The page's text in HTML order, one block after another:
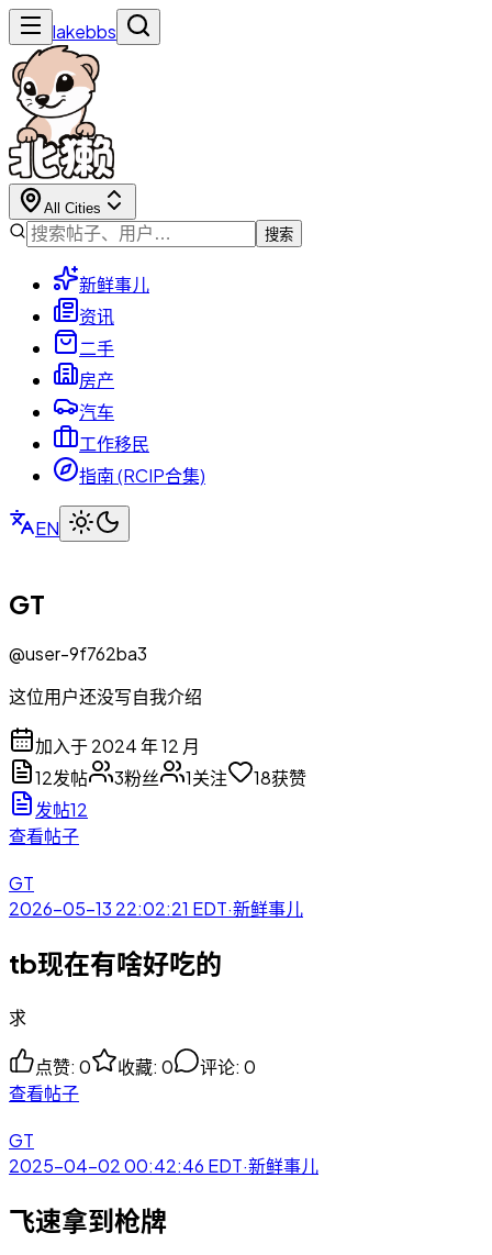
lakebbs
All Cities
搜索
新鲜事儿
资讯
二手
房产
汽车
工作移民
指南 (RCIP合集)
EN
GT
@user-9f762ba3
这位用户还没写自我介绍
加入于 2024 年 12 月
12发帖 3粉丝 1关注 18获赞
发帖12
查看帖子
GT
2026-05-13 22:02:21 EDT·新鲜事儿
tb现在有啥好吃的
求
点赞: 0 收藏: 0 评论: 0
查看帖子
GT
2025-04-02 00:42:46 EDT·新鲜事儿
飞速拿到枪牌